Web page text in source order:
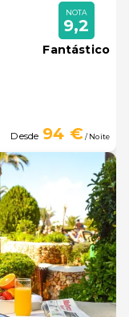
NOTA
9,2
Fantástico
Desde 94 €/ Noite